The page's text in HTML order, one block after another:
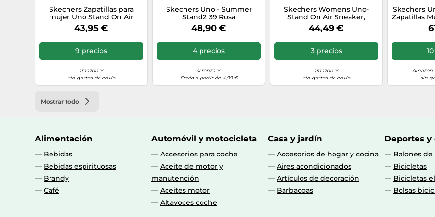
Skechers Zapatillas para
mujer Uno Stand On Air
Durabuck y malla Marina
Militar 41 EU
43,95 €
9 precios
amazon.es
sin gastos de envío
Skechers Uno - Summer
Stand2 39 Rosa
48,90 €
4 precios
sarenza.es
Envío a partir de 4,99 €
Skechers Womens Uno-
Stand On Air Sneaker,
Zapatillas de Gimnasia Mujer,
Negro Blanco, 38.5 EU
44,49 €
3 precios
amazon.es
sin gastos de envío
Skechers
Zapatillas
Amazon
sin
Mostrar todo
Alimentación
Bebidas
Bebidas espirituosas
Brandy
Café
Automóvil y motocicleta
Accesorios para coche
Aceite de motor y
manutención
Aceites motor
Altavoces coche
Casa y jardín
Accesorios de hogar y cocina
Aires acondicionados
Artículos de decoración
Barbacoas
Deportes y
Balones
Bicicletas
Bicicletas
Bolsas